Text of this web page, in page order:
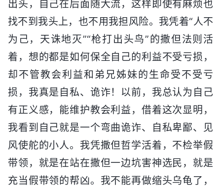
出头，自己在后面随大流，这样即使有麻烦也
找不到我头上，也不用我担风险。我凭着“人不
为己，天诛地灭”“枪打出头鸟”的撒但法则活
着，想的都是如何保全自己的利益不受亏损，
却不管教会利益和弟兄姊妹的生命受不受亏
损，我真是自私、诡诈！以前，我总认为自己
有正义感，能维护教会利益，借着这次显明，
我看到自己就是一个弯曲诡诈、自私卑鄙、见
风使舵的小人。我凭撒但哲学活着，不检举假
带领，就是在站在撒但一边坑害神选民，就是
充当假带领的帮凶。我不能再做缩头乌龟了，